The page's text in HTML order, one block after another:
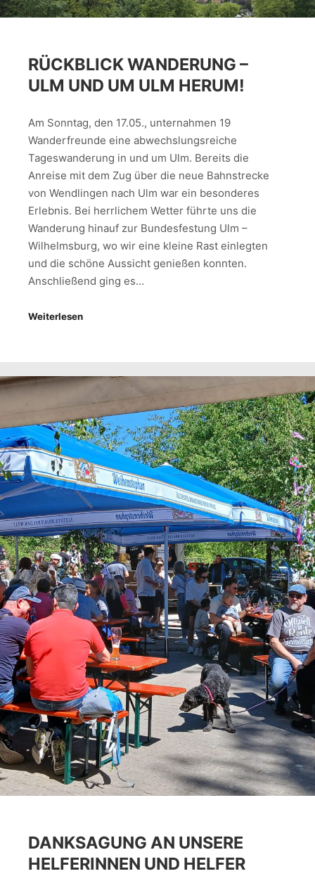
RÜCKBLICK WANDERUNG –
ULM UND UM ULM HERUM!
Am Sonntag, den 17.05., unternahmen 19
Wanderfreunde eine abwechslungsreiche
Tageswanderung in und um Ulm. Bereits die
Anreise mit dem Zug über die neue Bahnstrecke
von Wendlingen nach Ulm war ein besonderes
Erlebnis. Bei herrlichem Wetter führte uns die
Wanderung hinauf zur Bundesfestung Ulm –
Wilhelmsburg, wo wir eine kleine Rast einlegten
und die schöne Aussicht genießen konnten.
Anschließend ging es…
Weiterlesen
DANKSAGUNG AN UNSERE
HELFERINNEN UND HELFER